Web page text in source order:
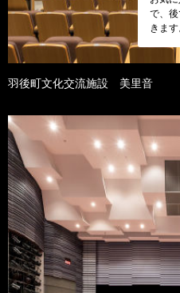
で、
きます
羽後町文化交流施設 美里音